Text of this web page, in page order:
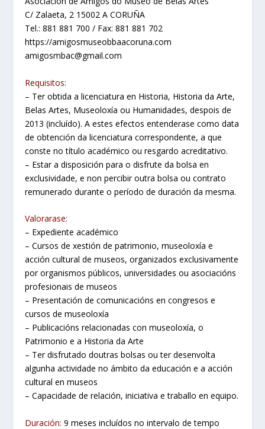
C/ Zalaeta, 2 15002 A CORUÑA
Tel.: 881 881 700 / Fax: 881 881 702
https://amigosmuseobbaacoruna.com
amigosmbac@gmail.com
Requisitos:
– Ter obtida a licenciatura en Historia, Historia da Arte,
Belas Artes, Museoloxía ou Humanidades, despois de
2013 (incluído). A estes efectos entenderase como data
de obtención da licenciatura correspondente, a que
conste no título académico ou resgardo acreditativo.
– Estar a disposición para o disfrute da bolsa en
exclusividade, e non percibir outra bolsa ou contrato
remunerado durante o período de duración da mesma.
Valorarase:
– Expediente académico
– Cursos de xestión de patrimonio, museoloxía e
acción cultural de museos, organizados exclusivamente
por organismos públicos, universidades ou asociacións
profesionais de museos
– Presentación de comunicacións en congresos e
cursos de museoloxía
– Publicacións relacionadas con museoloxía, o
Patrimonio e a Historia da Arte
– Ter disfrutado doutras bolsas ou ter desenvolta
algunha actividade no ámbito da educación e a acción
cultural en museos
– Capacidade de relación, iniciativa e traballo en equipo.
Duración: 9 meses incluídos no intervalo de tempo